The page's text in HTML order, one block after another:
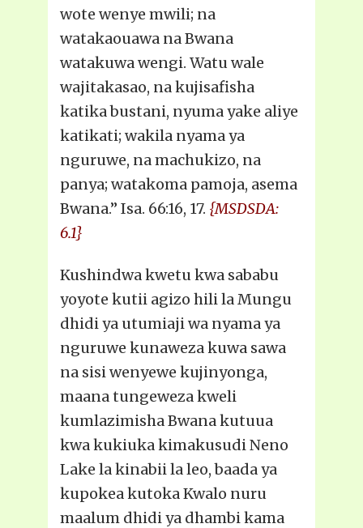
wote wenye mwili; na
watakaouawa na Bwana
watakuwa wengi. Watu wale
wajitakasao, na kujisafisha
katika bustani, nyuma yake aliye
katikati; wakila nyama ya
nguruwe, na machukizo, na
panya; watakoma pamoja, asema
Bwana.” Isa. 66:16, 17. {MSDSDA:
6.1}
Kushindwa kwetu kwa sababu
yoyote kutii agizo hili la Mungu
dhidi ya utumiaji wa nyama ya
nguruwe kunaweza kuwa sawa
na sisi wenyewe kujinyonga,
maana tungeweza kweli
kumlazimisha Bwana kutuua
kwa kukiuka kimakusudi Neno
Lake la kinabii la leo, baada ya
kupokea kutoka Kwalo nuru
maalum dhidi ya dhambi kama